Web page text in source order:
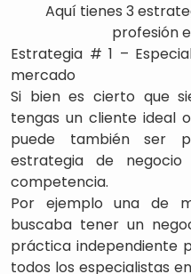
Aquí tienes 3
profesión
Estrategia # 1 –
mercado
Si bien es cierto que
tengas un cliente ideal
puede también ser
estrategia de
competencia.
Por ejemplo una de
buscaba tener un
práctica independiente
todos los especialistas